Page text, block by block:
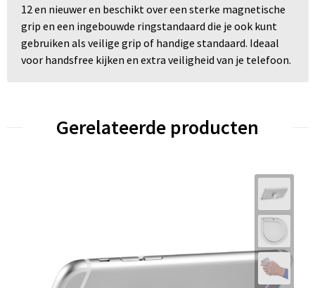
12 en nieuwer en beschikt over een sterke magnetische
grip en een ingebouwde ringstandaard die je ook kunt
gebruiken als veilige grip of handige standaard. Ideaal
voor handsfree kijken en extra veiligheid van je telefoon.
Gerelateerde producten